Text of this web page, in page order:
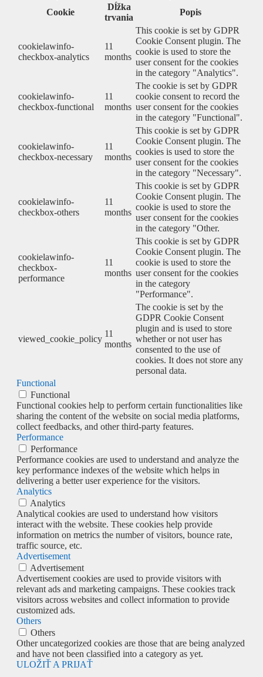
Cookie
Dĺžka
trvania
Popis
cookielawinfo-
checkbox-analytics
11
months
This cookie is set by GDPR
Cookie Consent plugin. The
cookie is used to store the
user consent for the cookies
in the category "Analytics".
cookielawinfo-
checkbox-functional
11
months
The cookie is set by GDPR
cookie consent to record the
user consent for the cookies
in the category "Functional".
cookielawinfo-
checkbox-necessary
11
months
This cookie is set by GDPR
Cookie Consent plugin. The
cookies is used to store the
user consent for the cookies
in the category "Necessary".
cookielawinfo-
checkbox-others
11
months
This cookie is set by GDPR
Cookie Consent plugin. The
cookie is used to store the
user consent for the cookies
in the category "Other.
cookielawinfo-
checkbox-
performance
11
months
This cookie is set by GDPR
Cookie Consent plugin. The
cookie is used to store the
user consent for the cookies
in the category
"Performance".
viewed_cookie_policy
11
months
The cookie is set by the
GDPR Cookie Consent
plugin and is used to store
whether or not user has
consented to the use of
cookies. It does not store any
personal data.
Functional
Functional
Functional cookies help to perform certain functionalities like
sharing the content of the website on social media platforms,
collect feedbacks, and other third-party features.
Performance
Performance
Performance cookies are used to understand and analyze the
key performance indexes of the website which helps in
delivering a better user experience for the visitors.
Analytics
Analytics
Analytical cookies are used to understand how visitors
interact with the website. These cookies help provide
information on metrics the number of visitors, bounce rate,
traffic source, etc.
Advertisement
Advertisement
Advertisement cookies are used to provide visitors with
relevant ads and marketing campaigns. These cookies track
visitors across websites and collect information to provide
customized ads.
Others
Others
Other uncategorized cookies are those that are being analyzed
and have not been classified into a category as yet.
ULOŽIŤ A PRIJAŤ